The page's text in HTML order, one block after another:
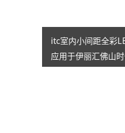
itc室内小间距全彩
应用于伊丽汇佛山